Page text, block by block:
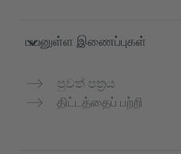
பயனுள்ள இணைப்புகள்
පුවත් පත්‍රය
திட்டத்தைப் பற்றி